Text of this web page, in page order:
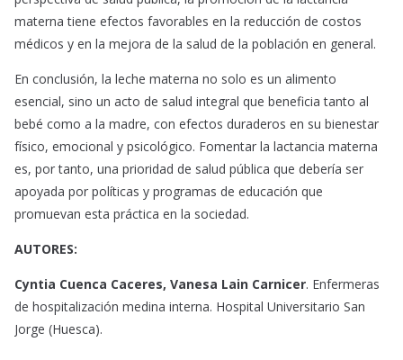
materna tiene efectos favorables en la reducción de costos
médicos y en la mejora de la salud de la población en general.
En conclusión, la leche materna no solo es un alimento
esencial, sino un acto de salud integral que beneficia tanto al
bebé como a la madre, con efectos duraderos en su bienestar
físico, emocional y psicológico. Fomentar la lactancia materna
es, por tanto, una prioridad de salud pública que debería ser
apoyada por políticas y programas de educación que
promuevan esta práctica en la sociedad.
AUTORES:
Cyntia Cuenca Caceres, Vanesa Lain Carnicer. Enfermeras
de hospitalización medina interna. Hospital Universitario San
Jorge (Huesca).